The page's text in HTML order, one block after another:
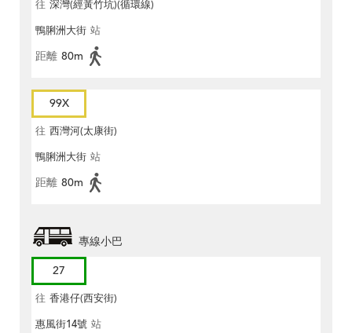
往 深灣(經黃竹坑)(循環線)
鴨脷洲大街 站
距離 80m
99X
往 西灣河(太康街)
鴨脷洲大街 站
距離 80m
專線小巴
27
往 香港仔(西安街)
惠風街14號 站